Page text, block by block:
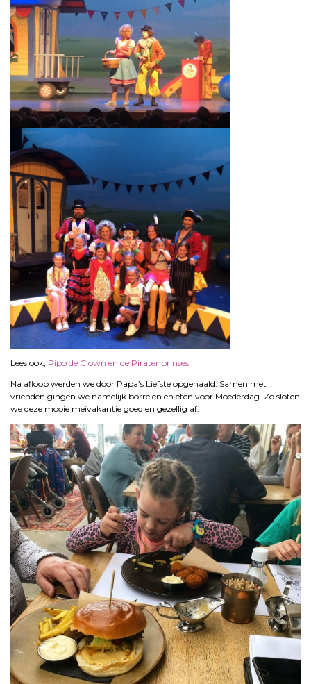
Lees ook; Pipo de Clown en de Piratenprinses
Na afloop werden we door Papa’s Liefste opgehaald. Samen met
vrienden gingen we namelijk borrelen en eten voor Moederdag. Zo sloten
we deze mooie meivakantie goed en gezellig af.